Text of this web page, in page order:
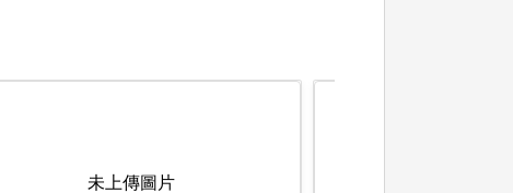
未上傳圖片